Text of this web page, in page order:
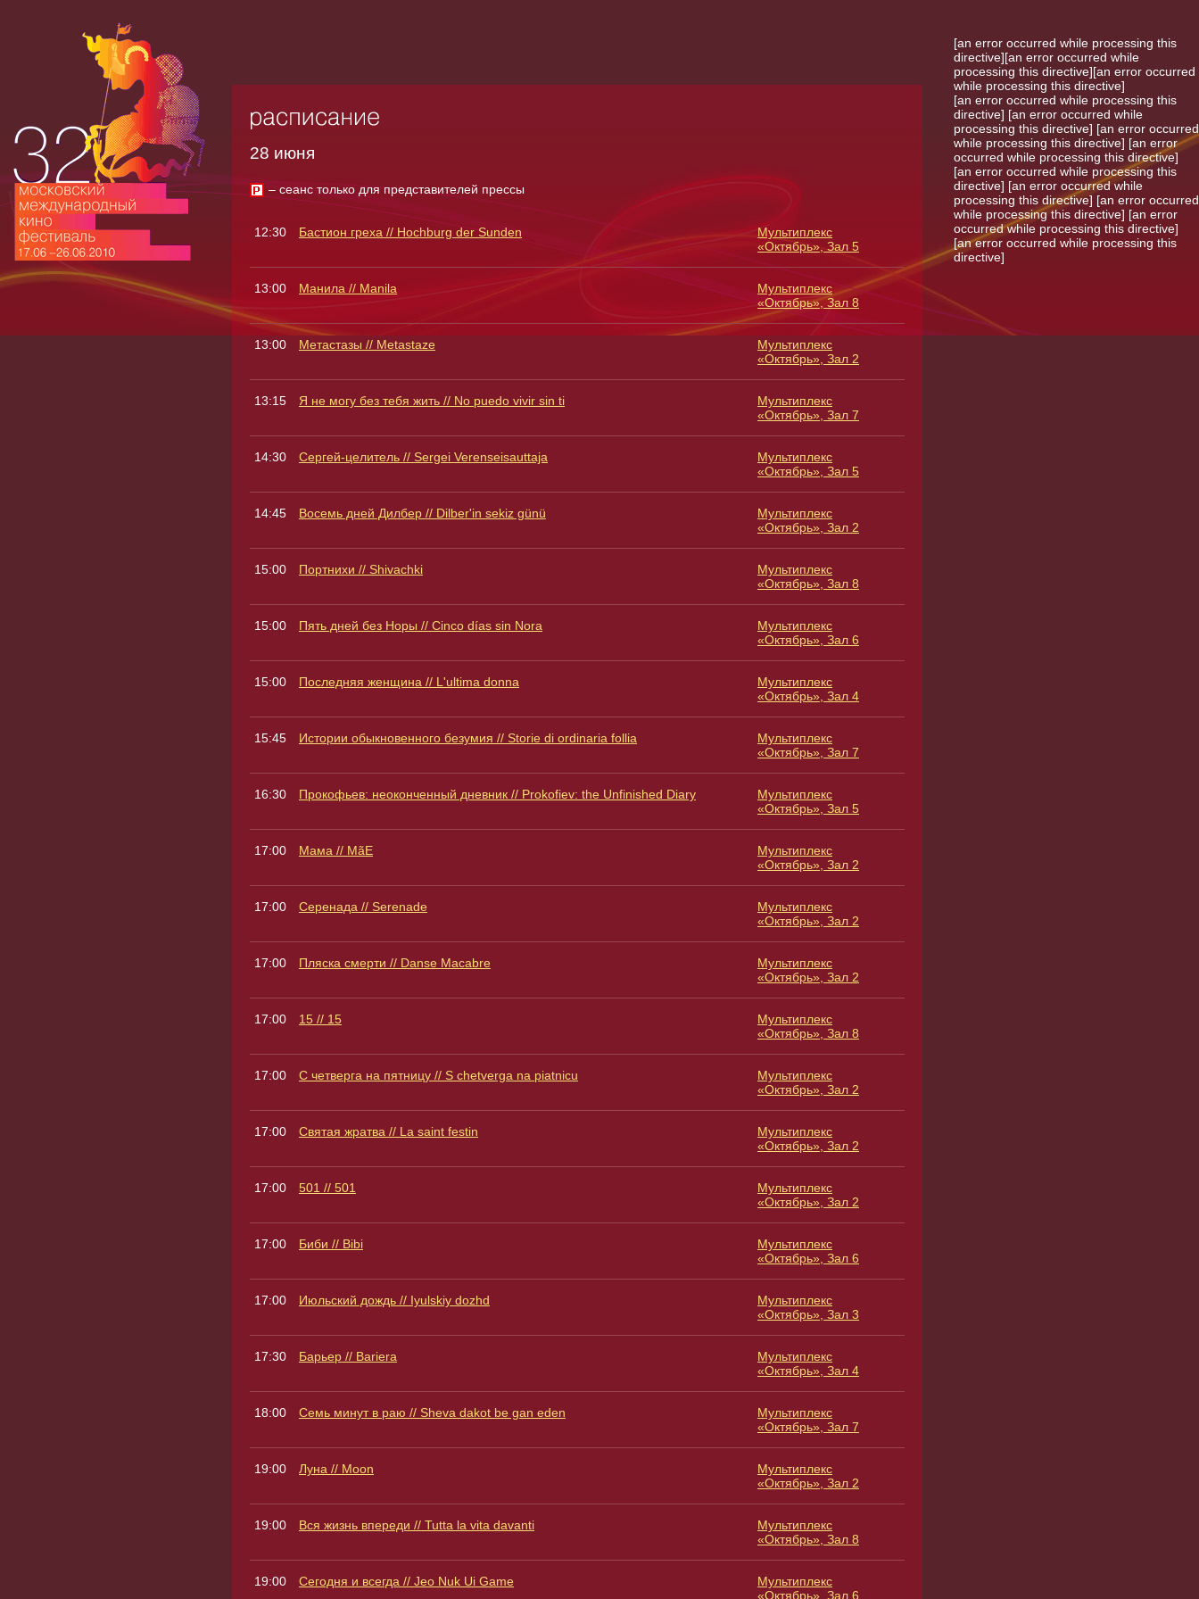
[an error occurred while processing this
directive][an error occurred while
processing this directive][an error occurred
while processing this directive]
[an error occurred while processing this
directive] [an error occurred while
processing this directive] [an error occurred
while processing this directive] [an error
occurred while processing this directive]
[an error occurred while processing this
directive] [an error occurred while
processing this directive] [an error occurred
while processing this directive] [an error
occurred while processing this directive]
[an error occurred while processing this
directive]
28 июня
– сеанс только для представителей прессы
12:30 Бастион греха // Hochburg der Sunden
Мультиплекс
«Октябрь», Зал 5
13:00 Манила // Manila
Мультиплекс
«Октябрь», Зал 8
13:00 Метастазы // Metastaze
Мультиплекс
«Октябрь», Зал 2
13:15 Я не могу без тебя жить // No puedo vivir sin ti
Мультиплекс
«Октябрь», Зал 7
14:30 Сергей-целитель // Sergei Verenseisauttaja
Мультиплекс
«Октябрь», Зал 5
14:45 Восемь дней Дилбер // Dilber'in sekiz günü
Мультиплекс
«Октябрь», Зал 2
15:00 Портнихи // Shivachki
Мультиплекс
«Октябрь», Зал 8
15:00 Пять дней без Норы // Cinco días sin Nora
Мультиплекс
«Октябрь», Зал 6
15:00 Последняя женщина // L'ultima donna
Мультиплекс
«Октябрь», Зал 4
15:45 Истории обыкновенного безумия // Storie di ordinaria follia
Мультиплекс
«Октябрь», Зал 7
16:30 Прокофьев: неоконченный дневник // Prokofiev: the Unfinished Diary
Мультиплекс
«Октябрь», Зал 5
17:00 Мама // MãE
Мультиплекс
«Октябрь», Зал 2
17:00 Серенада // Serenade
Мультиплекс
«Октябрь», Зал 2
17:00 Пляска смерти // Danse Macabre
Мультиплекс
«Октябрь», Зал 2
17:00 15 // 15
Мультиплекс
«Октябрь», Зал 8
17:00 С четверга на пятницу // S chetverga na piatnicu
Мультиплекс
«Октябрь», Зал 2
17:00 Святая жратва // La saint festin
Мультиплекс
«Октябрь», Зал 2
17:00 501 // 501
Мультиплекс
«Октябрь», Зал 2
17:00 Биби // Bibi
Мультиплекс
«Октябрь», Зал 6
17:00 Июльский дождь // Iyulskiy dozhd
Мультиплекс
«Октябрь», Зал 3
17:30 Барьер // Bariera
Мультиплекс
«Октябрь», Зал 4
18:00 Семь минут в раю // Sheva dakot be gan eden
Мультиплекс
«Октябрь», Зал 7
19:00 Луна // Moon
Мультиплекс
«Октябрь», Зал 2
19:00 Вся жизнь впереди // Tutta la vita davanti
Мультиплекс
«Октябрь», Зал 8
19:00 Сегодня и всегда // Jeo Nuk Ui Game
Мультиплекс
«Октябрь», Зал 6